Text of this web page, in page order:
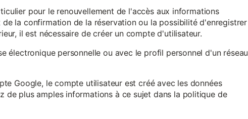
pour le renouvellement de l'accès aux informations
la confirmation de la réservation ou la possibilité d'enregistrer
il est nécessaire de créer un compte d'utilisateur.
électronique personnelle ou avec le profil personnel d'un réseau
Google, le compte utilisateur est créé avec les données
de plus amples informations à ce sujet dans la politique de